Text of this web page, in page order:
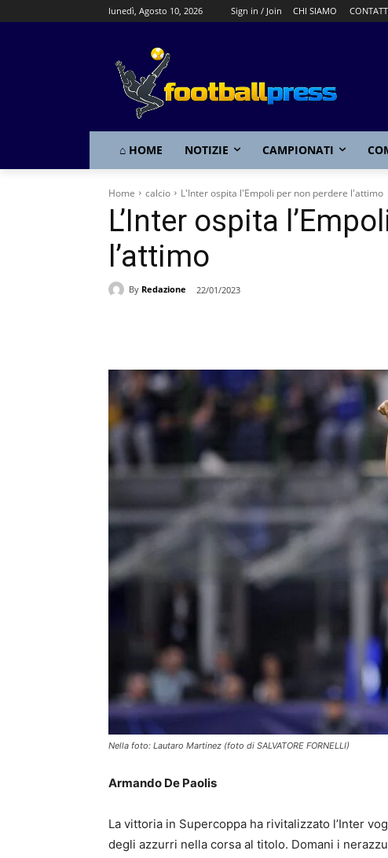
lunedì, Agosto 10, 2026 Sign in / Join CHI SIAMO
⌂ HOME NOTIZIE CAMPIONATI
Home calcio L'Inter ospita l'Empoli per non perdere l'attimo
L’Inter ospita
l’attimo
By Redazione 22/01/2023
Nella foto: Lautaro Martinez (foto di SALVATORE FORNELLI)
Armando De Paolis
La vittoria in Supercoppa ha rivitalizzato l’Inter
degli azzurri nella corsa al titolo. Domani i